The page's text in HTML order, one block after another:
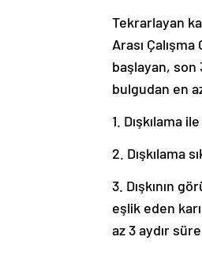
Tekrarlayan
Arası
başlayan, son
bulgudan en
1. Dışkılama
2. Dışkılama
3. Dışkının
eşlik eden
az 3 aydır